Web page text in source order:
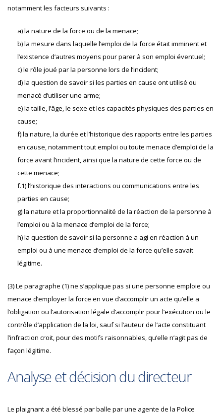
notamment les facteurs suivants :
a) la nature de la force ou de la menace;
b) la mesure dans laquelle l’emploi de la force était imminent et
l’existence d’autres moyens pour parer à son emploi éventuel;
c) le rôle joué par la personne lors de l’incident;
d) la question de savoir si les parties en cause ont utilisé ou
menacé d’utiliser une arme;
e) la taille, l’âge, le sexe et les capacités physiques des parties en
cause;
f) la nature, la durée et l’historique des rapports entre les parties
en cause, notamment tout emploi ou toute menace d’emploi de la
force avant l’incident, ainsi que la nature de cette force ou de
cette menace;
f.1) l’historique des interactions ou communications entre les
parties en cause;
g) la nature et la proportionnalité de la réaction de la personne à
l’emploi ou à la menace d’emploi de la force;
h) la question de savoir si la personne a agi en réaction à un
emploi ou à une menace d’emploi de la force qu’elle savait
légitime.
(3) Le paragraphe (1) ne s’applique pas si une personne emploie ou
menace d’employer la force en vue d’accomplir un acte qu’elle a
l’obligation ou l’autorisation légale d’accomplir pour l’exécution ou le
contrôle d’application de la loi, sauf si l’auteur de l’acte constituant
l’infraction croit, pour des motifs raisonnables, qu’elle n’agit pas de
façon légitime.
Analyse et décision du directeur
Le plaignant a été blessé par balle par une agente de la Police